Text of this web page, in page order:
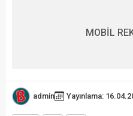
MOBİL
admin Yayınlama: